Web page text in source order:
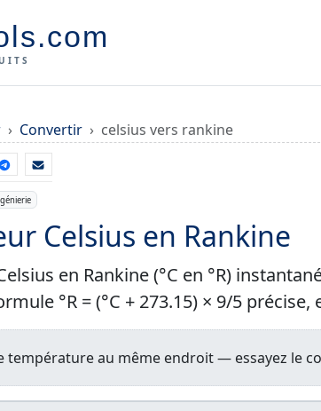
Convertir celsius vers rankine
Celsius en Rankine
en Rankine (°C en °R)
°R = (°C + 273.15) × 9/5 précise,
température au même endroit — essayez le